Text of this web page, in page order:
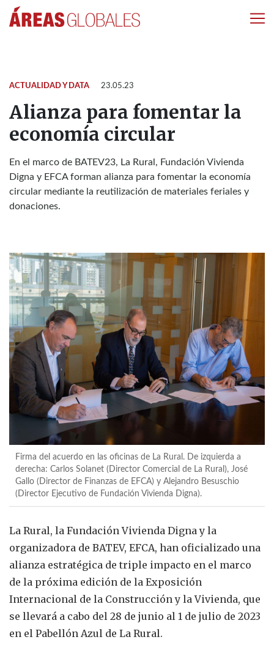
ACTUALIDAD Y DATA 23.05.23
Alianza para fomentar la
economía circular
En el marco de BATEV23, La Rural, Fundación Vivienda
Digna y EFCA forman alianza para fomentar la economía
circular mediante la reutilización de materiales feriales y
donaciones.
Firma del acuerdo en las oficinas de La Rural. De izquierda a
derecha: Carlos Solanet (Director Comercial de La Rural), José
Gallo (Director de Finanzas de EFCA) y Alejandro Besuschio
(Director Ejecutivo de Fundación Vivienda Digna).
La Rural, la Fundación Vivienda Digna y la
organizadora de BATEV, EFCA, han oficializado una
alianza estratégica de triple impacto en el marco
de la próxima edición de la Exposición
Internacional de la Construcción y la Vivienda, que
se llevará a cabo del 28 de junio al 1 de julio de 2023
en el Pabellón Azul de La Rural.